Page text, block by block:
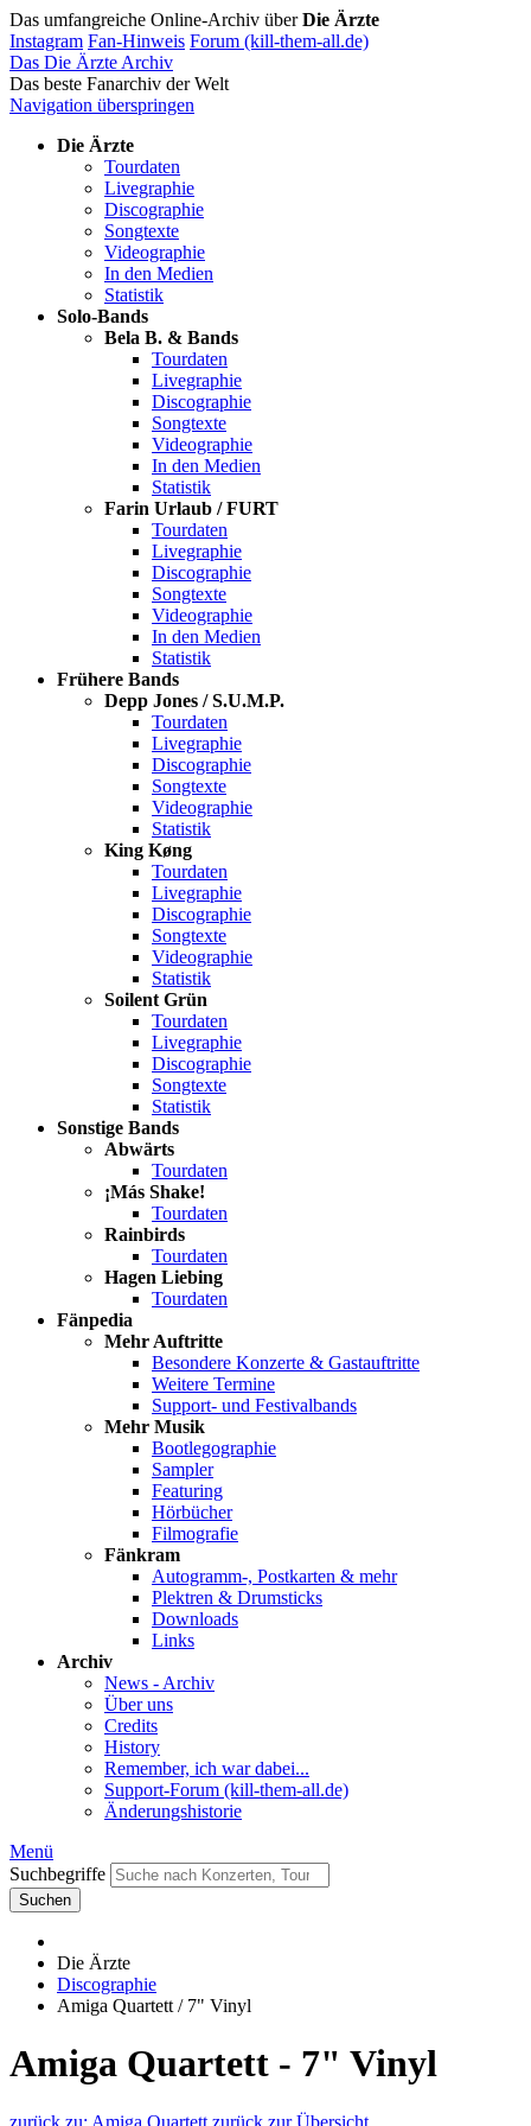
Das umfangreiche Online-Archiv überDie Ärzte
Instagram Fan-Hinweis Forum (kill-them-all.de)
Das Die Ärzte Archiv
Das beste Fanarchiv der Welt
Navigation überspringen
Die Ärzte
Tourdaten
Livegraphie
Discographie
Songtexte
Videographie
In den Medien
Statistik
Solo-Bands
Bela B. & Bands
Tourdaten
Livegraphie
Discographie
Songtexte
Videographie
In den Medien
Statistik
Farin Urlaub / FURT
Tourdaten
Livegraphie
Discographie
Songtexte
Videographie
In den Medien
Statistik
Frühere Bands
Depp Jones / S.U.M.P.
Tourdaten
Livegraphie
Discographie
Songtexte
Videographie
Statistik
King Køng
Tourdaten
Livegraphie
Discographie
Songtexte
Videographie
Statistik
Soilent Grün
Tourdaten
Livegraphie
Discographie
Songtexte
Statistik
Sonstige Bands
Abwärts
Tourdaten
¡Más Shake!
Tourdaten
Rainbirds
Tourdaten
Hagen Liebing
Tourdaten
Fänpedia
Mehr Auftritte
Besondere Konzerte & Gastauftritte
Weitere Termine
Support- und Festivalbands
Mehr Musik
Bootlegographie
Sampler
Featuring
Hörbücher
Filmografie
Fänkram
Autogramm-, Postkarten & mehr
Plektren & Drumsticks
Downloads
Links
Archiv
News - Archiv
Über uns
Credits
History
Remember, ich war dabei...
Support-Forum (kill-them-all.de)
Änderungshistorie
Menü
Suchbegriffe
Suchen
Die Ärzte
Discographie
Amiga Quartett / 7" Vinyl
Amiga Quartett - 7" Vinyl
zurück zu: Amiga Quartett zurück zur Übersicht